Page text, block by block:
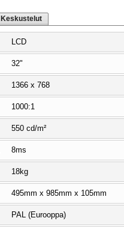
Keskustelut
LCD
32"
1366 x 768
1000:1
550 cd/m²
8ms
18kg
495mm x 985mm x 105mm
PAL (Eurooppa)